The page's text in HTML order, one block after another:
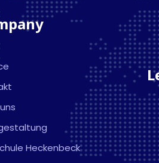
Heckenbeck